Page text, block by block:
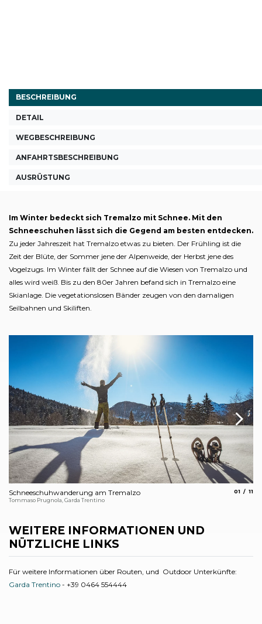
BESCHREIBUNG
DETAIL
WEGBESCHREIBUNG
ANFAHRTSBESCHREIBUNG
AUSRÜSTUNG
Im Winter bedeckt sich Tremalzo mit Schnee. Mit den
Schneeschuhen lässt sich die Gegend am besten entdecken.
Zu jeder Jahreszeit hat Tremalzo etwas zu bieten. Der Frühling ist die
Zeit der Blüte, der Sommer jene der Alpenweide, der Herbst jene des
Vogelzugs. Im Winter fällt der Schnee auf die Wiesen von Tremalzo und
alles wird weiß. Bis zu den 80er Jahren befand sich in Tremalzo eine
Skianlage. Die vegetationslosen Bänder zeugen von den damaligen
Seilbahnen und Skiliften.
Schneeschuhwanderung am Tremalzo
Tommaso Prugnola, Garda Trentino
01 11
WEITERE INFORMATIONEN UND
NÜTZLICHE LINKS
Für weitere Informationen über Routen, und Outdoor Unterkünfte:
Garda Trentino - +39 0464 554444